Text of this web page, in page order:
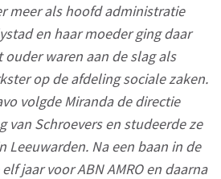
meer als hoofd administratie
en haar moeder ging daar
waren aan de slag als
op de afdeling sociale zaken.
volgde Miranda de directie
van Schroevers en studeerde ze
Leeuwarden. Na een baan in de
jaar voor ABN AMRO en daarna